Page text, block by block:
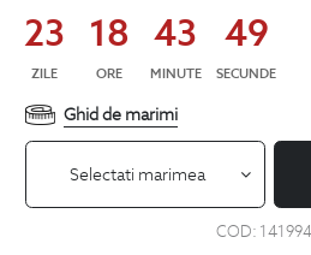
23
ZILE
18
ORE
43
MINUTE
49
SECUNDE
Ghid de marimi
Selectati marimea
COD: